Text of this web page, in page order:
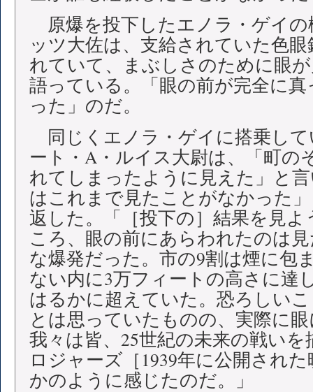
原爆を投下したエノラ・ゲイ
ッツ大佐は、支給されていた色
れていて、まぶしさのために眼
語っている。「眼の前が完全に
った」のだ。
同じくエノラ・ゲイに搭乗し
ート・A・ルイス大尉は、「町の
れてしまったように見えた」と
はこれまで見たことがなかった
返した。「［投下の］結果を見
ころ、眼の前にあらわれたのは
な爆発だった。市の9割は煙に包
ない内に3万フィートの高さに達
はるかに超えていた。恐ろしい
とは思っていたものの、実際に
我々は皆、25世紀の未来の戦い
ロジャーズ［1939年に公開され
かのように感じたのだ。」